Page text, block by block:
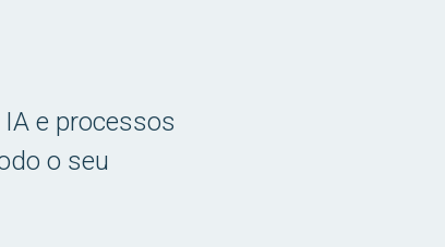
e processos
o seu